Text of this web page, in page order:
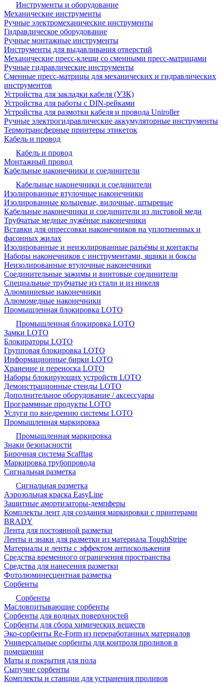
Инструменты и оборудование
Механические инструменты
Ручные электромеханические инструменты
Гидравлическое оборудование
Ручные монтажные инструменты
Инструменты для выдавливания отверстий
Механические пресс-клещи со сменными пресс-матрицами
Ручные гидравлические инструменты
Сменные пресс-матрицы для механических и гидравлических
инструментов
Устройства для закладки кабеля (УЗК)
Устройства для работы с DIN-рейками
Устройства для размотки кабеля и провода Uniroller
Ручные электрогидравлические аккумуляторные инструменты
Термотрансферные принтеры этикеток
Кабель и провод
Кабель и провод
Монтажный провод
Кабельные наконечники и соединители
Кабельные наконечники и соединители
Изолированные втулочные наконечники
Изолированные кольцевые, вилочные, штыревые
Кабельные наконечники и соединители из листовой меди
Трубчатые медные лужёные наконечники
Вставки для опрессовки наконечников на уплотненных и
фасонных жилах
Изолированные и неизолированные разъёмы и контакты
Наборы наконечников с инструментами, ящики и боксы
Неизолированные втулочные наконечники
Соединительные зажимы и винтовые соединители
Специальные трубчатые из стали и из никеля
Алюминиевые наконечники
Алюмомедные наконечники
Промышленная блокировка LOTO
Промышленная блокировка LOTO
Замки LOTO
Блокираторы LOTO
Групповая блокировка LOTO
Информационные бирки LOTO
Хранение и переноска LOTO
Наборы блокирующих устройств LOTO
Демонстрационные стенды LOTO
Дополнительное оборудование / аксессуары
Программные продукты LOTO
Услуги по внедрению системы LOTO
Промышленная маркировка
Промышленная маркировка
Знаки безопасности
Бирочная система Scafftag
Маркировка трубопровода
Сигнальная разметка
Сигнальная разметка
Аэрозольная краска EasyLine
Защитные амортизаторы-демпферы
Комплекты лент для создания маркировки с принтерами
BRADY
Лента для постоянной разметки
Ленты и знаки для разметки из материала ToughStripe
Материалы и ленты с эффектом антискольжения
Средства временного ограничения пространства
Средства для нанесения разметки
Фотолюминесцентная разметка
Сорбенты
Сорбенты
Масловпитывающие сорбенты
Сорбенты для водных поверхностей
Сорбенты для сбора химических веществ
Эко-сорбенты Re-Form из переработанных материалов
Универсальные сорбенты для контроля проливов в
помещении
Маты и покрытия для пола
Сыпучие сорбенты
Комплекты и станции для устранения проливов